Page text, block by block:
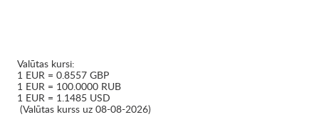
Valūtas kursi:
1 EUR = 0.8557 GBP
1 EUR = 100.0000 RUB
1 EUR = 1.1485 USD
(Valūtas kurss uz 08-08-2026)